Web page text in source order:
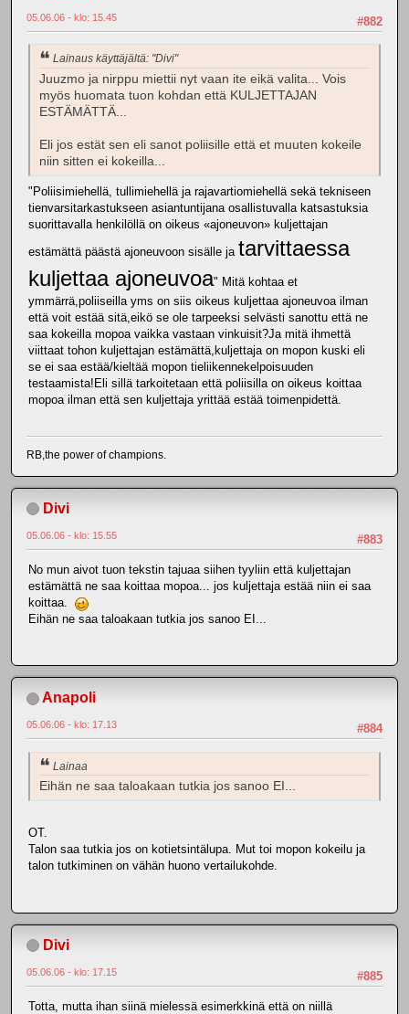
#882
05.06.06 - klo: 15.45
Lainaus käyttäjältä: "Divi"
Juuzmo ja nirppu miettii nyt vaan ite eikä valita... Vois
myös huomata tuon kohdan että KULJETTAJAN
ESTÄMÄTTÄ...
Eli jos estät sen eli sanot poliisille että et muuten kokeile
niin sitten ei kokeilla...
"Poliisimiehellä, tullimiehellä ja rajavartiomiehellä sekä tekniseen
tienvarsitarkastukseen asiantuntijana osallistuvalla katsastuksia
suorittavalla henkilöllä on oikeus «ajoneuvon» kuljettajan
estämättä päästä ajoneuvoon sisälle ja tarvittaessa
kuljettaa ajoneuvoa" Mitä kohtaa et
ymmärrä,poliiseilla yms on siis oikeus kuljettaa ajoneuvoa ilman
että voit estää sitä,eikö se ole tarpeeksi selvästi sanottu että ne
saa kokeilla mopoa vaikka vastaan vinkuisit?Ja mitä ihmettä
viittaat tohon kuljettajan estämättä,kuljettaja on mopon kuski eli
se ei saa estää/kieltää mopon tieliikennekelpoisuuden
testaamista!Eli sillä tarkoitetaan että poliisilla on oikeus koittaa
mopoa ilman että sen kuljettaja yrittää estää toimenpidettä.
RB,the power of champions.
Divi
#883
05.06.06 - klo: 15.55
No mun aivot tuon tekstin tajuaa siihen tyyliin että kuljettajan
estämättä ne saa koittaa mopoa... jos kuljettaja estää niin ei saa
koittaa.
Eihän ne saa taloakaan tutkia jos sanoo EI...
Anapoli
#884
05.06.06 - klo: 17.13
Lainaa
Eihän ne saa taloakaan tutkia jos sanoo EI...
OT.
Talon saa tutkia jos on kotietsintälupa. Mut toi mopon kokeilu ja
talon tutkiminen on vähän huono vertailukohde.
Divi
#885
05.06.06 - klo: 17.15
Totta, mutta ihan siinä mielessä esimerkkinä että on niillä